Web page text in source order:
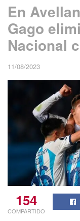
En
Gago
Nacional
11/08/2023
154
COMPARTIDO